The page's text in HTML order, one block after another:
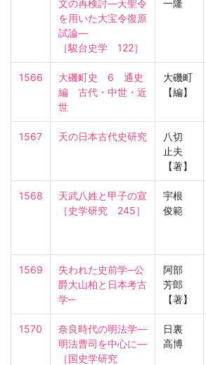
文の再検討―天聖令
を用いた大宝令復原
試論―
［駿台史学　122］
一隆
1566
大磯町史　6　通史
編　古代・中世・近
世
大磯町
【編】
1567 天の日本古代史研究
八切
止夫
【著】
1568
天武八姓と甲子の宣
［史学研究　245］
宇根
俊範
1569
失われた史前学─公
爵大山柏と日本考古
学─
阿部
芳郎
【著】
1570
奈良時代の明法学―
明法曹司を中心に―
［国史学研究
日裏
高博